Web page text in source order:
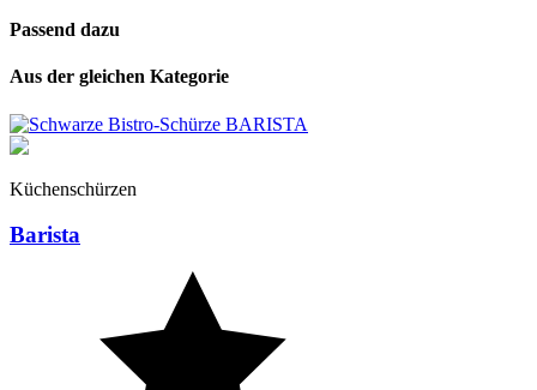
Passend dazu
Aus der gleichen Kategorie
Küchenschürzen
Barista